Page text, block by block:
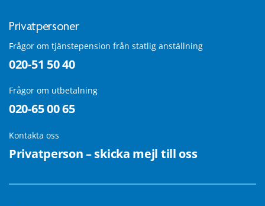
Privatpersoner
Frågor om tjänstepension från statlig anställning
020-51 50 40
Frågor om utbetalning
020-65 00 65
Kontakta oss
Privatperson – skicka mejl till oss